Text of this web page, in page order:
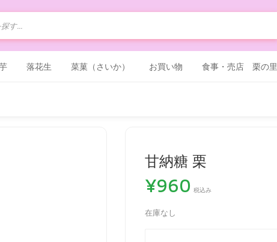
落花生 菜菓（さいか） お買い物 食事・売店 栗の里
甘納糖 栗
¥960 税込み
在庫なし